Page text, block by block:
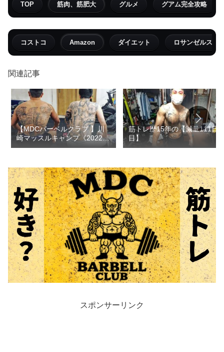
TOP 筋肉、筋肥大 グルメ グアム完全攻略
コストコ Amazon ダイエット ロサンゼルス
関連記事
【MDCバーベルクラブ 】川
崎マッスルキャンプ《2022年
11月》
筋トレ歴15年の【減量111日
目】
スポンサーリンク